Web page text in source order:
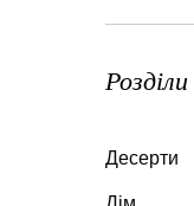
Розділи
Десерти